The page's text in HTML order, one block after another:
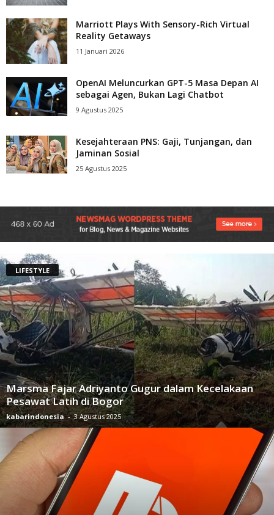
Marriott Plays With Sensory-Rich Virtual
Reality Getaways
11 Januari 2026
OpenAI Meluncurkan GPT-5 Masa Depan AI
sebagai Agen, Bukan Lagi Chatbot
9 Agustus 2025
Kesejahteraan PNS: Gaji, Tunjangan, dan
Jaminan Sosial
25 Agustus 2025
LIFESTYLE
Marsma Fajar Adriyanto Gugur dalam Kecelakaan
Pesawat Latih di Bogor
kabarindonesia - 3 Agustus 2025